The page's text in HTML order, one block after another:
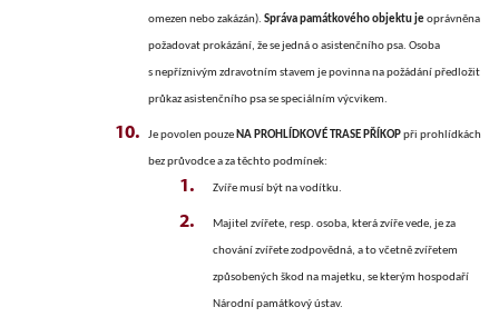
omezen nebo zakázán). Správa památkového objektu jeoprávněna
požadovat prokázání, že se jedná o asistenčního psa. Osoba
s nepříznivým zdravotním stavem je povinna na požádání předložit
průkaz asistenčního psa se speciálním výcvikem.
Je povolen pouze NA PROHLÍDKOVÉ TRASE PŘÍKOPpři prohlídkách
bez průvodce a za těchto podmínek:
Zvíře musí být na vodítku.
Majitel zvířete, resp. osoba, která zvíře vede, je za
chování zvířete zodpovědná, a to včetně zvířetem
způsobených škod na majetku, se kterým hospodaří
Národní památkový ústav.